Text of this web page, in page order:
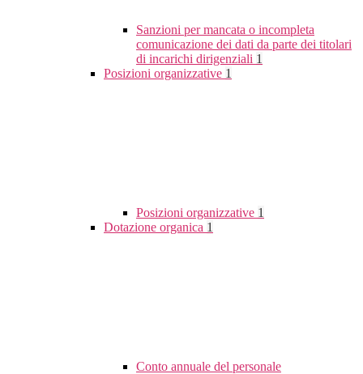
Sanzioni per mancata o incompleta
comunicazione dei dati da parte dei titolari
di incarichi dirigenziali 1
Posizioni organizzative 1
Posizioni organizzative 1
Dotazione organica 1
Conto annuale del personale